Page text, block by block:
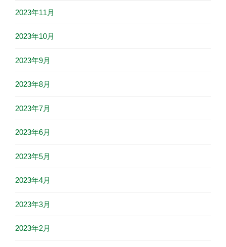
2023年11月
2023年10月
2023年9月
2023年8月
2023年7月
2023年6月
2023年5月
2023年4月
2023年3月
2023年2月